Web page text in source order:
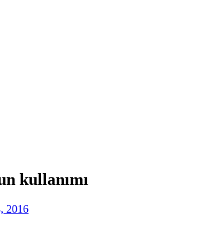
kullanımı
2016